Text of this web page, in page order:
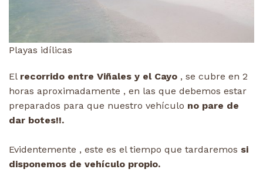
Playas idílicas
El recorrido entre Viñales y el Cayo , se cubre en 2
horas aproximadamente , en las que debemos estar
preparados para que nuestro vehículo no pare de
dar botes!!.
Evidentemente , este es el tiempo que tardaremos si
disponemos de vehículo propio.